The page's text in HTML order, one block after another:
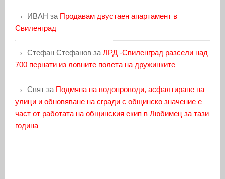
ИВАН за Продавам двустаен апартамент в
Свиленград
Стефан Стефановза ЛРД -Свиленград разсели над
700 пернати из ловните полета на дружинките
Святза Подмяна на водопроводи, асфалтиране на
улици и обновяване на сгради с общинско значение е
част от работата на общинския екип в Любимец за тази
година